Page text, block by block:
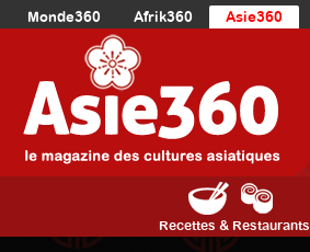
Monde360 Afrik360 Asie360
Europe360
Océanie360
Recettes & Restaurants